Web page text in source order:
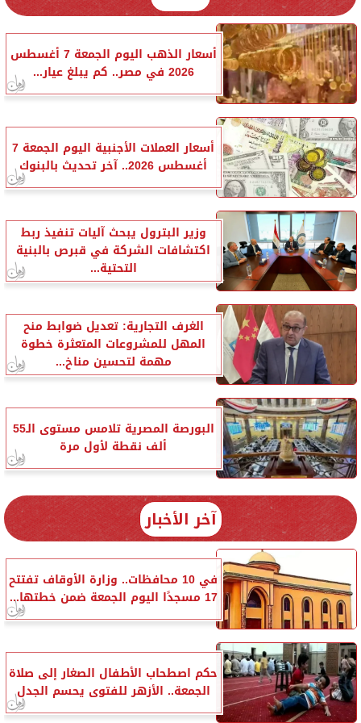
أسعار الذهب اليوم الجمعة 7 أغسطس
2026 في مصر.. كم يبلغ عيار...
أسعار العملات الأجنبية اليوم الجمعة 7
أغسطس 2026.. آخر تحديث بالبنوك
وزير البترول يبحث آليات تنفيذ ربط
اكتشافات الشركة في قبرص بالبنية
التحتية...
الغرف التجارية: تعديل ضوابط منح
المهل للمشروعات المتعثرة خطوة
مهمة لتحسين مناخ...
البورصة المصرية تلامس مستوى الـ55
ألف نقطة لأول مرة
آخر الأخبار
في 10 محافظات.. وزارة الأوقاف تفتتح
17 مسجدًا اليوم الجمعة ضمن خطتها...
حكم اصطحاب الأطفال الصغار إلى صلاة
الجمعة.. الأزهر للفتوى يحسم الجدل